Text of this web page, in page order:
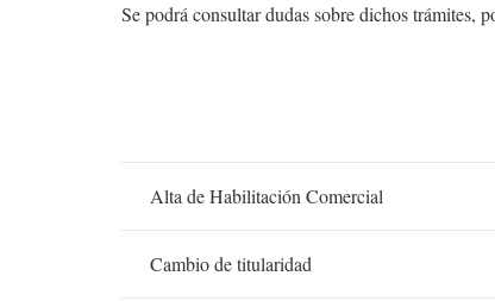
Se podrá consultar dudas sobre dichos trámites,
Alta de Habilitación Comercial
Cambio de titularidad